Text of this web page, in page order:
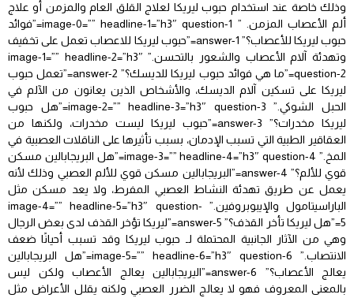
وذلك خاصة عند استخدام حبوب ليريكا لعلاج القلق العام والمزمن أو علاج
ألم الأعصاب المزمن. ” image-0=”” headline-1=”h3″ question-1=”فوائد
حبوب ليريكا للأعصاب؟” answer-1=”حبوب ليريكا للاعصاب تعمل على تخفيف
وتهدئة آلام الأعصاب والشعور بالتحسن.” image-1=”” headline-2=”h3″
question-2=”ما هي فوائد حبوب ليريكا للديسك؟” answer-2=”تعمل حبوب
ليريكا على تسكين آلام الديسك، والأشخاص الذين يعانون من الآلم في
الحبل الشوكي.” image-2=”” headline-3=”h3″ question-3=”هل حبوب
ليريكا مخدرات؟” answer-3=”حبوب ليريكا ليست مخدرات، ولكنها من
العقاقير الطبية التي تسبب الإدمان، بسبب تأثيرها على الناقلات العصبية في
المخ.” image-3=”” headline-4=”h3″ question-4=”هل البريجابالين مسكن
قوي للألم؟” answer-4=”البريجابالين مسكن قوي للألم العصبي وذلك لأنه
يعمل عن طريق تهدئة النشاط العصبي المفرط، ولا يعد مسكن مثل
الباراسيتامول والإيبوبروفين.” image-4=”” headline-5=”h3″ question-
5=”هل ليريكا تأخر القذف؟” answer-5=”ليريكا تؤخر القذف لدى بعض الرجال
وهي من الآثار الجانبية المحتملة لـ حبوب ليريكا وقد تسبب أحيانًا ضعف
الانتصاب.” image-5=”” headline-6=”h3″ question-6=”هل البريجابالين
يعالج الأعصاب؟” answer-6=”اليريجابالين يعالج الأعصاب ولكن ليس
بالمعنى المعروف فهو لا يعالج الضرر العصبي ولكنه يقلل الأعراض مثل